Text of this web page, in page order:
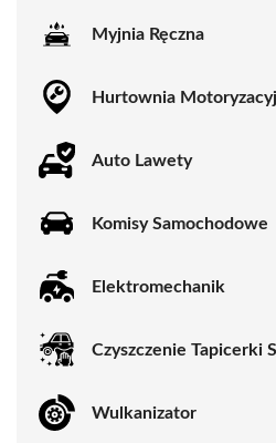
Myjnia Ręczna
Hurtownia
Auto Lawety
Komisy Samochodowe
Elektromechanik
Czyszczenie Tapicerki
Wulkanizator